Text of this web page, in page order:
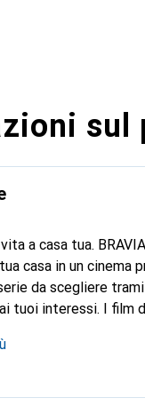
sul
a casa tua.
casa in un cinema
da scegliere
tuoi interessi. I film
per permetterti di
hanno